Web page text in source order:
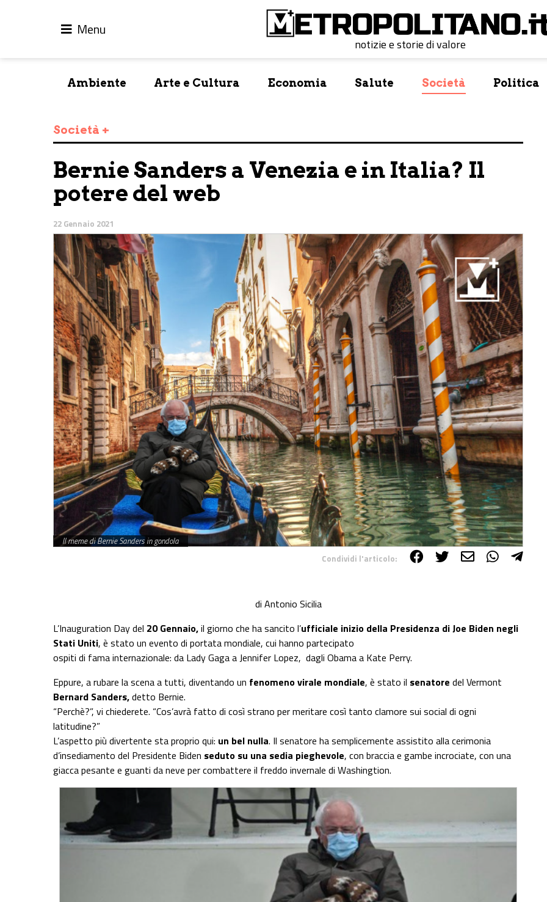
Menu
notizie e storie di valore
Ambiente Arte e Cultura Economia Salute Società Politica
Società +
Bernie Sanders a Venezia e in Italia? Il
potere del web
22 Gennaio 2021
Il meme di Bernie Sanders in gondola
Condividi l'articolo:
di Antonio Sicilia
L’Inauguration Day del 20 Gennaio,il giorno che ha sancito l’ufficiale inizio della Presidenza di Joe Biden negli
Stati Uniti, è stato un evento di portata mondiale, cui hanno partecipato
ospiti di fama internazionale: da Lady Gaga a Jennifer Lopez, dagli Obama a Kate Perry.
Eppure, a rubare la scena a tutti, diventando un fenomeno virale mondiale, è stato il senatore del Vermont
Bernard Sanders,detto Bernie.
“Perchè?”, vi chiederete. “Cos’avrà fatto di così strano per meritare così tanto clamore sui social di ogni
latitudine?”
L’aspetto più divertente sta proprio qui: un bel nulla. Il senatore ha semplicemente assistito alla cerimonia
d’insediamento del Presidente Biden seduto su una sedia pieghevole, con braccia e gambe incrociate, con una
giacca pesante e guanti da neve per combattere il freddo invernale di Washingtion.